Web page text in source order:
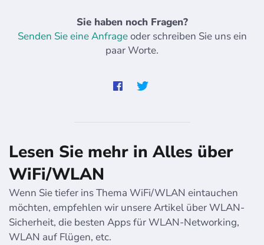
Sie haben noch Fragen?
Senden Sie eine Anfrageoder schreiben Sie uns ein
paar Worte.
Lesen Sie mehr in Alles über
WiFi/WLAN
Wenn Sie tiefer ins Thema WiFi/WLAN eintauchen
möchten, empfehlen wir unsere Artikel über WLAN-
Sicherheit, die besten Apps für WLAN-Networking,
WLAN auf Flügen, etc.